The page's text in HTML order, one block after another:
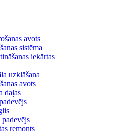
avots
sistēma
iekārtas
uzklāšana
avots
daļas
remonts